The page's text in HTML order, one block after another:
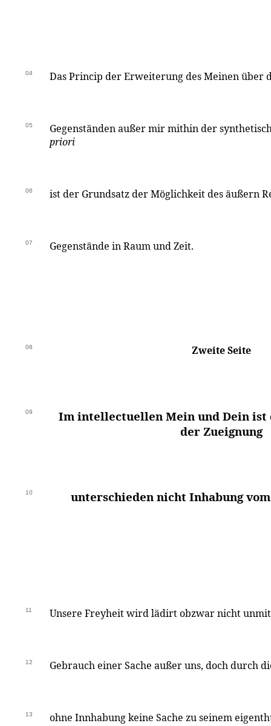
04 Das Princip der Erweiterung des Meinen über
05
Gegenständen außer mir mithin der
priori
06 ist der Grundsatz der Möglichkeit des äußern
07 Gegenstände in Raum und Zeit.
08 Zweite Seite
09
Im intellectuellen Mein und Dein ist
der Zueignung
10 unterschieden nicht Inhabung
11 Unsere Freyheit wird lädirt obzwar nicht
12 Gebrauch einer Sache außer uns, doch durch
13
ohne Innhabung keine Sache zu seinem